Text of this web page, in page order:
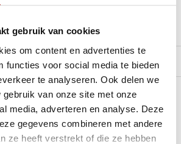
gebruik van cookies
om content en advertenties te
functies voor social media te bieden
te analyseren. Ook delen we
gebruik van onze site met onze
media, adverteren en analyse. Deze
gegevens combineren met andere
ze heeft verstrekt of die ze hebben
over dit product?
voor een snel antwoord 24/7